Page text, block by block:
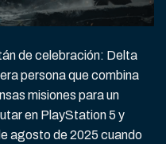
de celebración: Delta
persona que combina
misiones para un
en PlayStation 5 y
agosto de 2025 cuando